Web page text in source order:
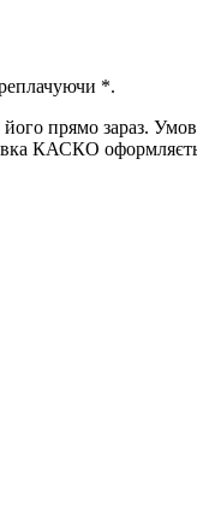
*.
прямо зараз.
КАСКО